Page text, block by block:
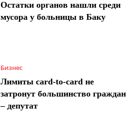
Остатки органов нашли среди
мусора у больницы в Баку
Бизнес
Лимиты card-to-card не
затронут большинство граждан
– депутат